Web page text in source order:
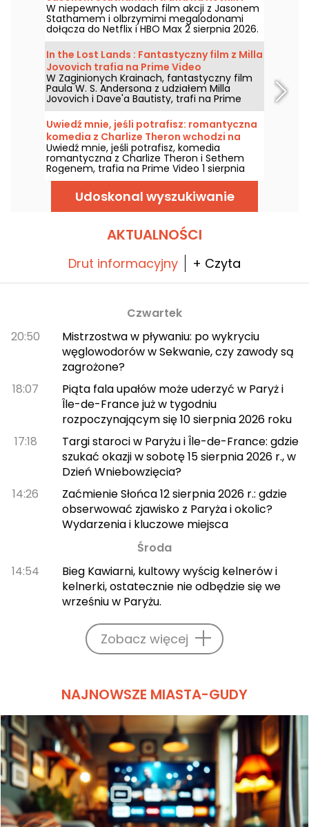
HBO Max
W niepewnych wodach film akcji z Jasonem
Stathamem i olbrzymimi megalodonami
dołącza do Netflix i HBO Max 2 sierpnia 2026.
In the Lost Lands : Fantastyczny film z Milla
Jovovich trafia na Prime Video
W Zaginionych Krainach, fantastyczny film
Paula W. S. Andersona z udziałem Milla
Jovovich i Dave'a Bautisty, trafi na Prime
Video 7 sierpnia 2026 roku.
Uwiedź mnie, jeśli potrafisz: romantyczna
komedia z Charlize Theron wchodzi na
Prime Video
Uwiedź mnie, jeśli potrafisz, komedia
romantyczna z Charlize Theron i Sethem
Rogenem, trafia na Prime Video 1 sierpnia
2026 roku.
Udoskonal wyszukiwanie
AKTUALNOŚCI
Drut informacyjny + Czyta
Czwartek
20:50
Mistrzostwa w pływaniu: po wykryciu
węglowodorów w Sekwanie, czy zawody są
zagrożone?
18:07
Piąta fala upałów może uderzyć w Paryż i
Île-de-France już w tygodniu
rozpoczynającym się 10 sierpnia 2026 roku
17:18
Targi staroci w Paryżu i Île-de-France: gdzie
szukać okazji w sobotę 15 sierpnia 2026 r., w
Dzień Wniebowzięcia?
14:26
Zaćmienie Słońca 12 sierpnia 2026 r.: gdzie
obserwować zjawisko z Paryża i okolic?
Wydarzenia i kluczowe miejsca
Środa
14:54
Bieg Kawiarni, kultowy wyścig kelnerów i
kelnerki, ostatecznie nie odbędzie się we
wrześniu w Paryżu.
Zobacz więcej
NAJNOWSZE MIASTA-GUDY